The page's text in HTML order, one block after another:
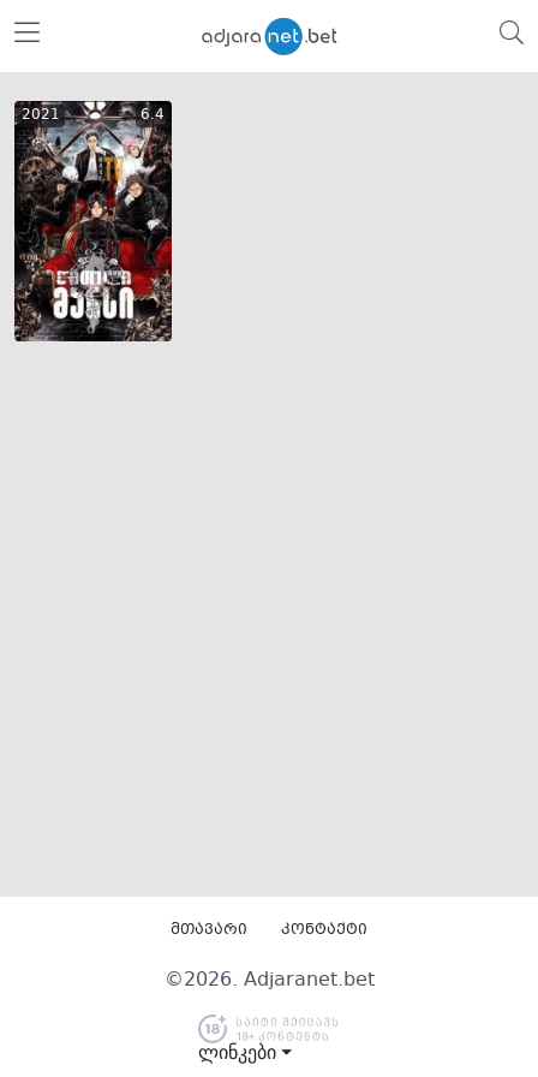
2021 6.4
მთავარი კონტაქტი
ლინკები ⏷
©2026. Adjaranet.bet